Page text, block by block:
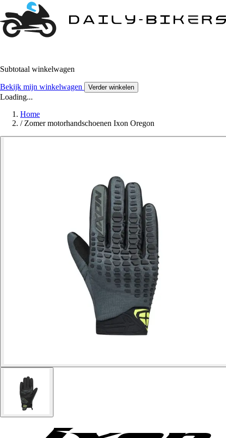
Subtotaal winkelwagen
Bekijk mijn winkelwagen Verder winkelen
Loading...
Home
/ Zomer motorhandschoenen Ixon Oregon